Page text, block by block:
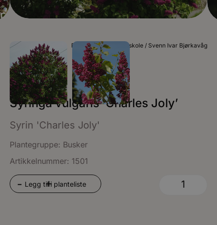
Foto Grimstad Planteskole / Svenn Ivar Bjørkavåg
Syringa vulgaris ‘Charles Joly’
Syrin 'Charles Joly'
Plantegruppe: Busker
Artikkelnummer: 1501
- +
Legg til i planteliste